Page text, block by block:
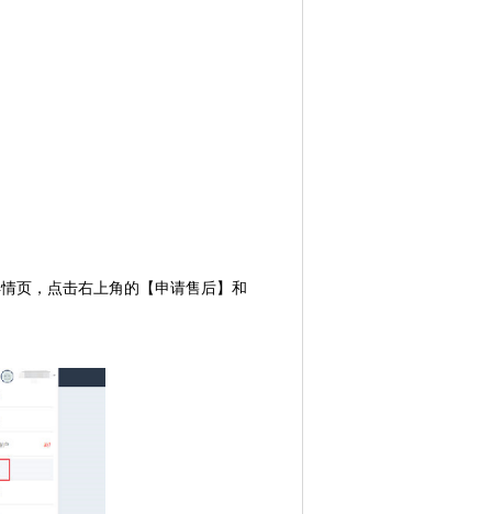
页，点击右上角的【申请售后】和